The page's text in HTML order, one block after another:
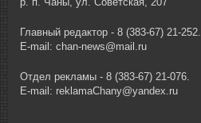
Главный редактор - 8 (383-67) 21-252.
E-mail: chan-news@mail.ru
Отдел рекламы - 8 (383-67) 21-076.
E-mail: reklamaChany@yandex.ru